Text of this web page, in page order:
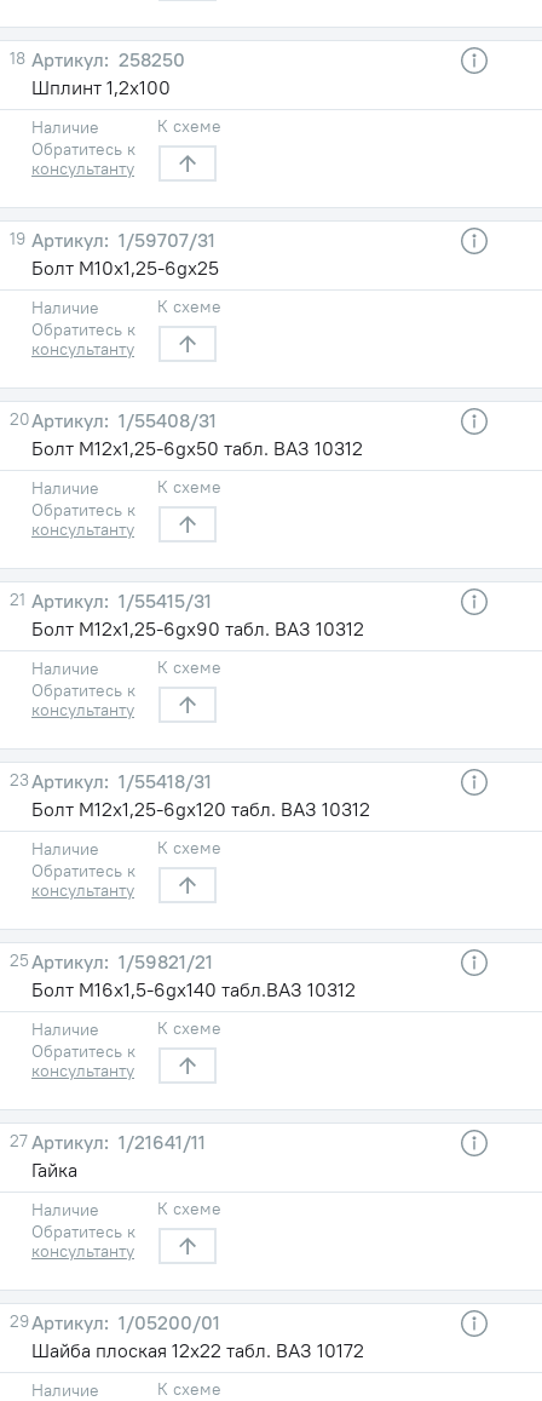
18
258250
Шплинт 1,2х100
Наличие
Обратитесь к
консультанту
К схеме
19
1/59707/31
Болт М10х1,25-6gх25
Наличие
Обратитесь к
консультанту
К схеме
20
1/55408/31
Болт М12х1,25-6gх50 табл. ВАЗ 10312
Наличие
Обратитесь к
консультанту
К схеме
21
1/55415/31
Болт М12х1,25-6gх90 табл. ВАЗ 10312
Наличие
Обратитесь к
консультанту
К схеме
23
1/55418/31
Болт М12х1,25-6gх120 табл. ВАЗ 10312
Наличие
Обратитесь к
консультанту
К схеме
25
1/59821/21
Болт М16х1,5-6gх140 табл.ВАЗ 10312
Наличие
Обратитесь к
консультанту
К схеме
27
1/21641/11
Гайка
Наличие
Обратитесь к
консультанту
К схеме
29
1/05200/01
Шайба плоская 12х22 табл. ВАЗ 10172
Наличие
К схеме